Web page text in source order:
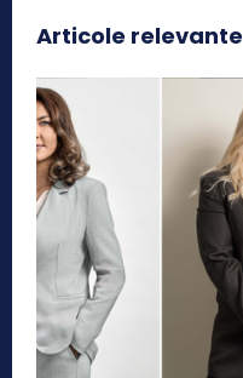
Articole relevante